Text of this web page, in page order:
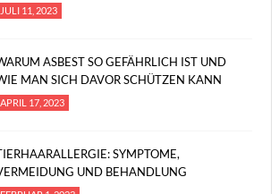
JULI 11, 2023
ASBEST SO GEFÄHRLICH IST UND
MAN SICH DAVOR SCHÜTZEN KANN
APRIL 17, 2023
SYMPTOME,
UND BEHANDLUNG